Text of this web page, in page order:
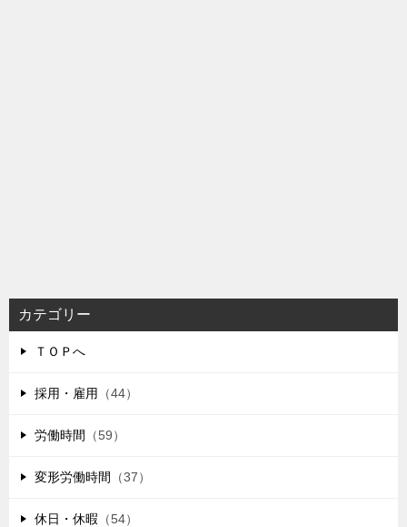
カテゴリー
ＴＯＰへ
採用・雇用 （44）
労働時間 （59）
変形労働時間 （37）
休日・休暇 （54）